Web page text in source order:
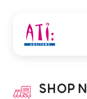
PICK UP
SHOP